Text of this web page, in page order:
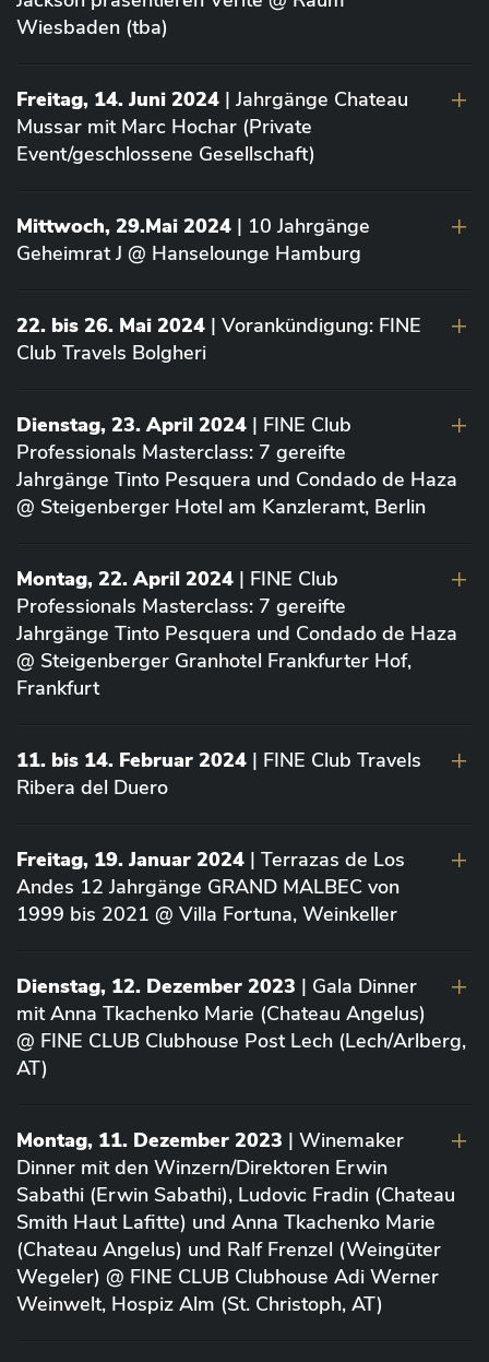
Wiesbaden (tba)
Freitag, 14. Juni 2024 | Jahrgänge Chateau
Mussar mit Marc Hochar (Private
Event/geschlossene Gesellschaft)
Mittwoch, 29.Mai 2024 | 10 Jahrgänge
Geheimrat J @ Hanselounge Hamburg
22. bis 26. Mai 2024 | Vorankündigung: FINE
Club Travels Bolgheri
Dienstag, 23. April 2024 | FINE Club
Professionals Masterclass: 7 gereifte
Jahrgänge Tinto Pesquera und Condado de Haza
@ Steigenberger Hotel am Kanzleramt, Berlin
Montag, 22. April 2024 | FINE Club
Professionals Masterclass: 7 gereifte
Jahrgänge Tinto Pesquera und Condado de Haza
@ Steigenberger Granhotel Frankfurter Hof,
Frankfurt
11. bis 14. Februar 2024 | FINE Club Travels
Ribera del Duero
Freitag, 19. Januar 2024 | Terrazas de Los
Andes 12 Jahrgänge GRAND MALBEC von
1999 bis 2021 @ Villa Fortuna, Weinkeller
Dienstag, 12. Dezember 2023 | Gala Dinner
mit Anna Tkachenko Marie (Chateau Angelus)
@ FINE CLUB Clubhouse Post Lech (Lech/Arlberg,
AT)
Montag, 11. Dezember 2023 | Winemaker
Dinner mit den Winzern/Direktoren Erwin
Sabathi (Erwin Sabathi), Ludovic Fradin (Chateau
Smith Haut Lafitte) und Anna Tkachenko Marie
(Chateau Angelus) und Ralf Frenzel (Weingüter
Wegeler) @ FINE CLUB Clubhouse Adi Werner
Weinwelt, Hospiz Alm (St. Christoph, AT)